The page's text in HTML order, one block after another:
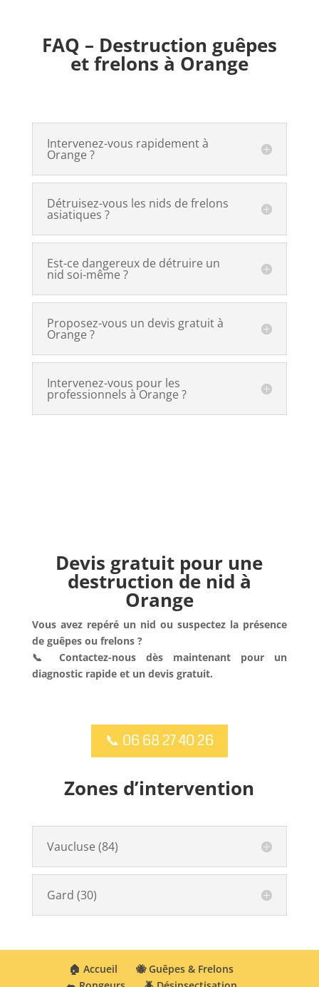
FAQ – Destruction guêpes
et frelons à Orange
Intervenez-vous rapidement à
Orange ?
Détruisez-vous les nids de frelons
asiatiques ?
Est-ce dangereux de détruire un
nid soi-même ?
Proposez-vous un devis gratuit à
Orange ?
Intervenez-vous pour les
professionnels à Orange ?
Devis gratuit pour une
destruction de nid à
Orange
Vous avez repéré un nid ou suspectez la présence
de guêpes ou frelons ?
📞 Contactez-nous dès maintenant pour un
diagnostic rapide et un devis gratuit.
📞 06 68 27 40 26
Zones d’intervention
Vaucluse (84)
Gard (30)
🏠 Accueil
🐝 Guêpes & Frelons